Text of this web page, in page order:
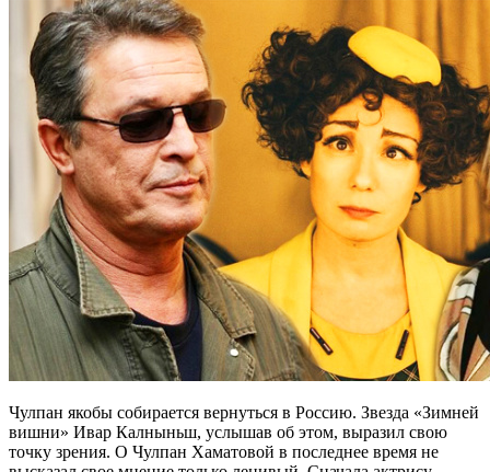
Чулпан якобы собирается вернуться в Россию. Звезда «Зимней
вишни» Ивар Калныньш, услышав об этом, выразил свою
точку зрения. О Чулпан Хаматовой в последнее время не